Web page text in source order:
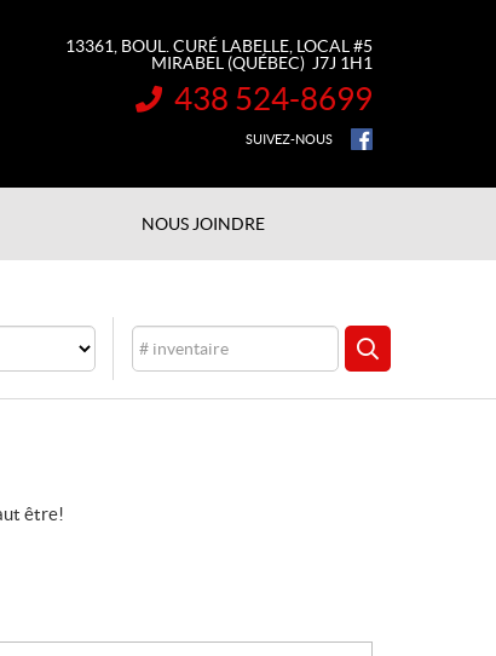
13361, BOUL. CURÉ LABELLE, LOCAL #5
MIRABEL (QUÉBEC) J7J 1H1
INFORMATION :
438 524-8699
SUIVEZ-NOUS
NOUS JOINDRE
CHERCHER
être!